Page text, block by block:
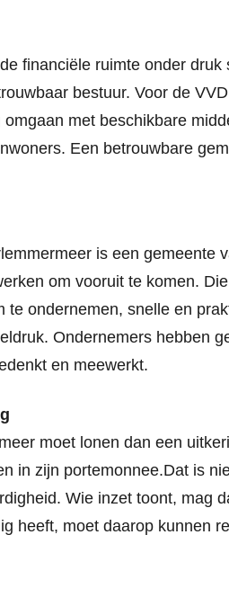
financiële ruimte onder druk
bestuur. Voor de
met beschikbare
Een betrouwbare
is een gemeente
om vooruit te komen.
te ondernemen, snelle en
Ondernemers hebben
en meewerkt.
moet lonen dan een
in zijn portemonnee.Dat is
Wie inzet toont, mag
heeft, moet daarop kunnen